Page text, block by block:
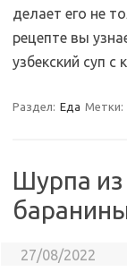
делает его не
рецепте вы
узбекский суп
Раздел: Еда Метки:
Шурпа из
27/08/2022